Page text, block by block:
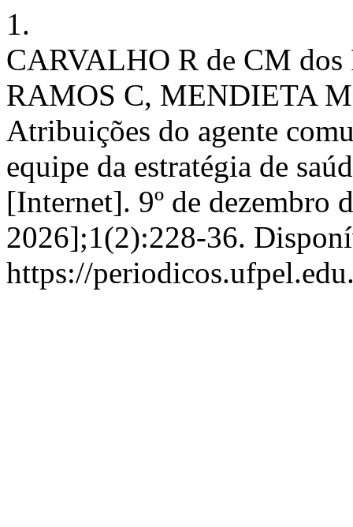
1.
CARVALHO R de CM
RAMOS C, MENDIETA
Atribuições do agente
equipe da estratégia de
[Internet]. 9º de dezembro
2026];1(2):228-36.
https://